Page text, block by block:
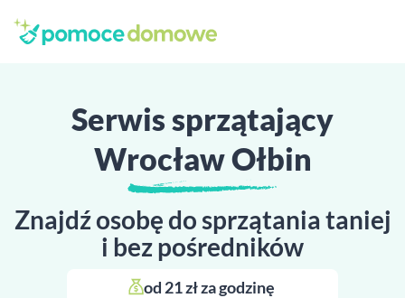
Serwis sprzątający
Wrocław Ołbin
Znajdź osobę do sprzątania taniej
i bez pośredników
od 21 zł za godzinę